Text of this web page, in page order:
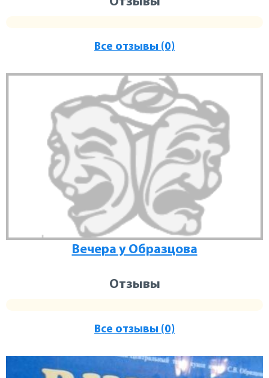
Все отзывы (0)
Вечера у Образцова
Отзывы
Все отзывы (0)